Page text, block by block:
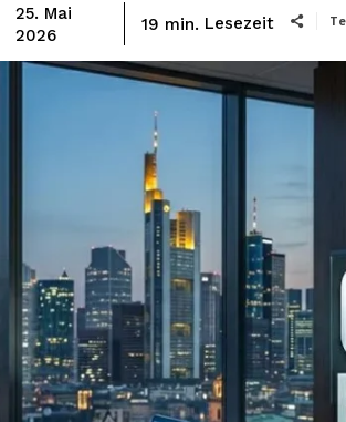
25. Mai
2026
19 min. Lesezeit